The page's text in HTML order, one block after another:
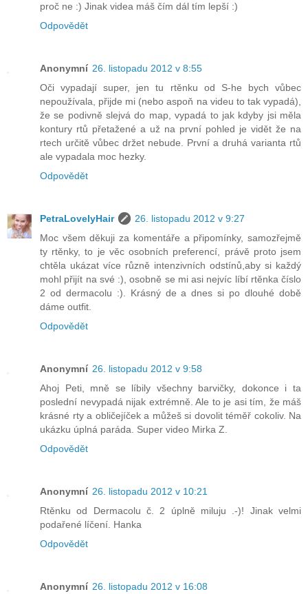
proč ne :) Jinak videa máš čím dál tím lepší :)
Odpovědět
Anonymní 26. listopadu 2012 v 8:55
Oči vypadají super, jen tu rtěnku od S-he bych vůbec
nepoužívala, přijde mi (nebo aspoň na videu to tak vypadá),
že se podivně slejvá do map, vypadá to jak kdyby jsi měla
kontury rtů přetažené a už na první pohled je vidět že na
rtech určitě vůbec držet nebude. První a druhá varianta rtů
ale vypadala moc hezky.
Odpovědět
PetraLovelyHair
26. listopadu 2012 v 9:27
Moc všem děkuji za komentáře a připomínky, samozřejmě
ty rtěnky, to je věc osobních preferencí, právě proto jsem
chtěla ukázat více různě intenzivních odstínů,aby si každý
mohl přijít na své :), osobně se mi asi nejvíc líbí rtěnka číslo
2 od dermacolu :). Krásný de a dnes si po dlouhé době
dáme outfit.
Odpovědět
Anonymní 26. listopadu 2012 v 9:58
Ahoj Peti, mně se líbily všechny barvičky, dokonce i ta
poslední nevypadá nijak extrémně. Ale to je asi tím, že máš
krásné rty a obličejíček a můžeš si dovolit téměř cokoliv. Na
ukázku úplná paráda. Super video Mirka Z.
Odpovědět
Anonymní 26. listopadu 2012 v 10:21
Rtěnku od Dermacolu č. 2 úplně miluju .-)! Jinak velmi
podařené líčení. Hanka
Odpovědět
Anonymní 26. listopadu 2012 v 16:08